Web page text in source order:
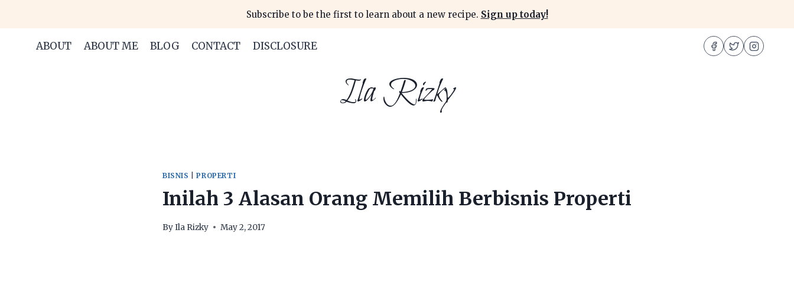
content
Subscribe to be the first to learn about a new recipe. Sign up today!
ABOUT ABOUT ME BLOG CONTACT DISCLOSURE
Ila Rizky
BISNIS |PROPERTI
Inilah 3 Alasan Orang Memilih Berbisnis Properti
ByIla Rizky May 2, 2017